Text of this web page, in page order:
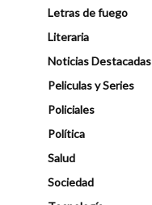
Letras de fuego
Literaria
Noticias Destacadas
Peliculas y Series
Policiales
Política
Salud
Sociedad